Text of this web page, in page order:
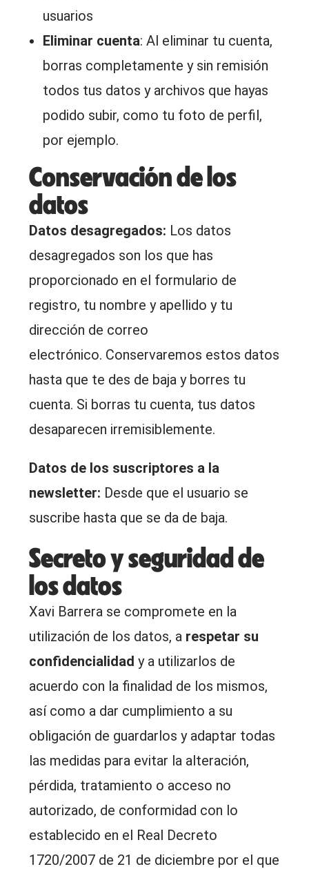
usuarios
Eliminar cuenta: Al eliminar tu cuenta,
borras completamente y sin remisión
todos tus datos y archivos que hayas
podido subir, como tu foto de perfil,
por ejemplo.
Conservación de los
datos
Datos desagregados: Los datos
desagregados son los que has
proporcionado en el formulario de
registro, tu nombre y apellido y tu
dirección de correo
electrónico. Conservaremos estos datos
hasta que te des de baja y borres tu
cuenta. Si borras tu cuenta, tus datos
desaparecen irremisiblemente.
Datos de los suscriptores a la
newsletter: Desde que el usuario se
suscribe hasta que se da de baja.
Secreto y seguridad de
los datos
Xavi Barrera se compromete en la
utilización de los datos, a respetar su
confidencialidad y a utilizarlos de
acuerdo con la finalidad de los mismos,
así como a dar cumplimiento a su
obligación de guardarlos y adaptar todas
las medidas para evitar la alteración,
pérdida, tratamiento o acceso no
autorizado, de conformidad con lo
establecido en el Real Decreto
1720/2007 de 21 de diciembre por el que